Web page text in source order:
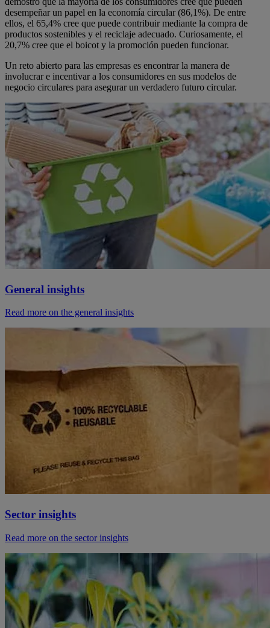
desempeñar un papel en la economía circular (86,1%). De entre
ellos, el 65,4% cree que puede contribuir mediante la compra de
productos sostenibles y el reciclaje adecuado. Curiosamente, el
20,7% cree que el boicot y la promoción pueden funcionar.
Un reto abierto para las empresas es encontrar la manera de
involucrar e incentivar a los consumidores en sus modelos de
negocio circulares para asegurar un verdadero futuro circular.
General insights
Read more on the general insights
Sector insights
Read more on the sector insights